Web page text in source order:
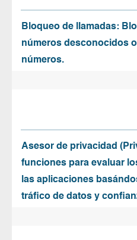
Bloqueo de llamadas:
números desconocidos
números.
Asesor de privacidad
funciones para evaluar
las aplicaciones
tráfico de datos y